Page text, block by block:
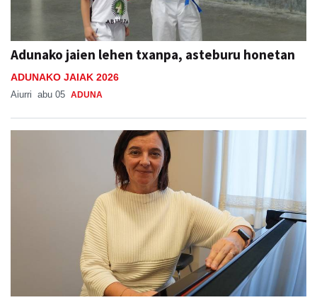
Adunako jaien lehen txanpa, asteburu honetan
ADUNAKO JAIAK 2026
Aiurri abu 05 ADUNA